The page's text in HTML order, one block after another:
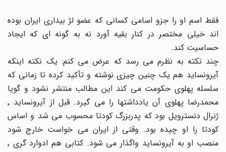
فقط اسم او را جزو اسامی کسانی که عضو لژ بیداری ایران بوده
اند خیلی مختصر در کنار بقیه آورد نه به گونه ای که ایجاد
حساسیت کند.
چند نکته به نظرم می رسد که عرض می کنم: یک نکته اینکه
آیرونساید هم یک چنین چیزی نوشته و تأکید کرده تا زمانی که
سلسله پهلوی حکومت می کند این مطالب منتشر نشود و گویا
محمدرضا پهلوی آن یادداشتها را می گیرد. قبل از آیرونساید ٬
ژنرال دنسترویل بود که پدربزرگ کودتا محسوب می شد و اساس
کودتا را او چیده بود. وقتی از ایران می خواست خارج شود
منصب او به آیرونساید واگذار می شود. کتابی هم ادوارد گری ٬